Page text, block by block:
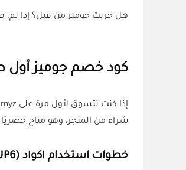
هل جربت جوميز من قبل؟ إذا لم،
كود خصم جوميز أول
إذا كنت تتسوق لأول مرة على Gomyz وتبحث عن طريقة سهلة لتوفير المال، فـ
شراء من المتجر، وهو متاح حصريًا
خطوات استخدام اكواد Gomyz (UP6) من منصة كل الكوبونات: